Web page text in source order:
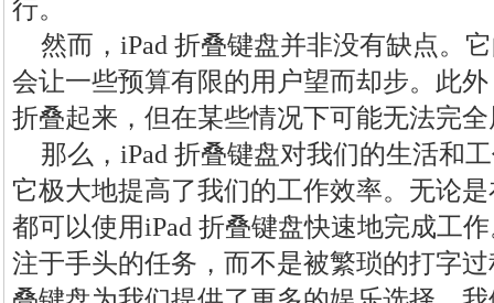
行。
然而，iPad 折叠键盘并非没有缺点。
会让一些预算有限的用户望而却步。此
折叠起来，但在某些情况下可能无法完
那么，iPad 折叠键盘对我们的生活和
它极大地提高了我们的工作效率。无论
都可以使用iPad 折叠键盘快速地完成工
注于手头的任务，而不是被繁琐的打字